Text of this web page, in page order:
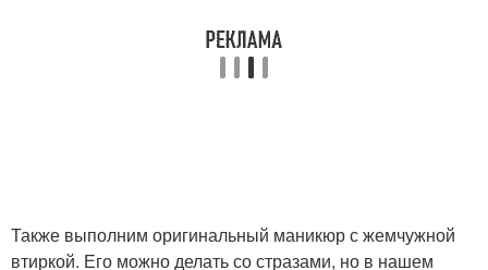
Также выполним оригинальный маникюр с жемчужной
втиркой. Его можно делать со стразами, но в нашем